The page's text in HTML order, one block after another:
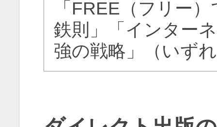
「FREE（フリー
鉄則」「インター
強の戦略」（いず